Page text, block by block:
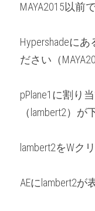
MAYA2015以前
Hypershadeに
ださい（
pPlane1に割り
（lambert2）
lambert2をWク
AEにlambert2が